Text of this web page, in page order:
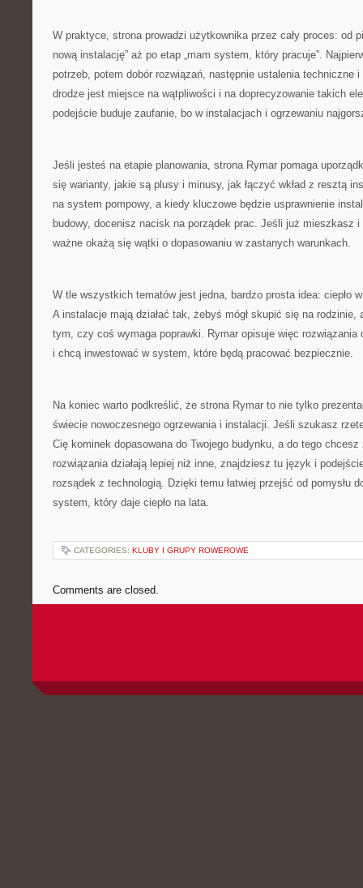
W praktyce, strona prowadzi użytkownika przez cały proces: od
nową instalację” aż po etap „mam system, który pracuje”.
potrzeb, potem dobór rozwiązań, następnie ustalenia techniczne
drodze jest miejsce na wątpliwości i na doprecyzowanie takich
podejście buduje zaufanie, bo w instalacjach i ogrzewaniu
Jeśli jesteś na etapie planowania, strona Rymar pomaga
się warianty, jakie są plusy i minusy, jak łączyć wkład z resztą
na system pompowy, a kiedy kluczowe będzie usprawnienie
budowy, docenisz nacisk na porządek prac. Jeśli już mieszkasz
ważne okażą się wątki o dopasowaniu w zastanych warunkach.
W tle wszystkich tematów jest jedna, bardzo prosta idea: ciepło
A instalacje mają działać tak, żebyś mógł skupić się na rodzinie,
tym, czy coś wymaga poprawki. Rymar opisuje więc
i chcą inwestować w system, które będą pracować bezpiecznie.
Na koniec warto podkreślić, że strona Rymar to nie tylko
świecie nowoczesnego ogrzewania i instalacji. Jeśli szukasz
Cię kominek dopasowana do Twojego budynku, a do tego
rozwiązania działają lepiej niż inne, znajdziesz tu język i
rozsądek z technologią. Dzięki temu łatwiej przejść od pomysłu
system, który daje ciepło na lata.
CATEGORIES: KLUBY I GRUPY ROWEROWE
Comments are closed.